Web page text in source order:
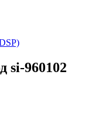
si-960102